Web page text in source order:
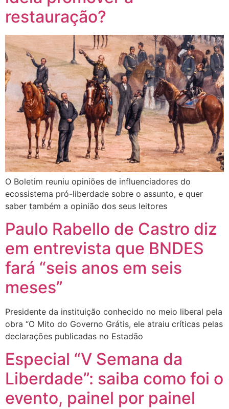
restauração?
O Boletim reuniu opiniões de influenciadores do
ecossistema pró-liberdade sobre o assunto, e quer
saber também a opinião dos seus leitores
Paulo Rabello de Castro diz
em entrevista que BNDES
fará “seis anos em seis
meses”
Presidente da instituição conhecido no meio liberal pela
obra “O Mito do Governo Grátis, ele atraiu críticas pelas
declarações publicadas no Estadão
Especial “V Semana da
Liberdade”: saiba como foi o
evento, painel por painel